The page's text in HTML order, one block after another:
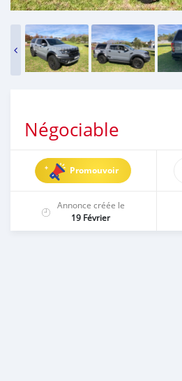
Négociable
Promouvoir
Annonce créée le
19 Février